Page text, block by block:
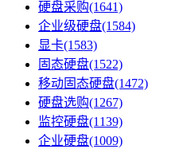
硬盘采购(1641)
企业级硬盘(1584)
显卡(1583)
固态硬盘(1522)
移动固态硬盘(1472)
硬盘选购(1267)
监控硬盘(1139)
企业硬盘(1009)